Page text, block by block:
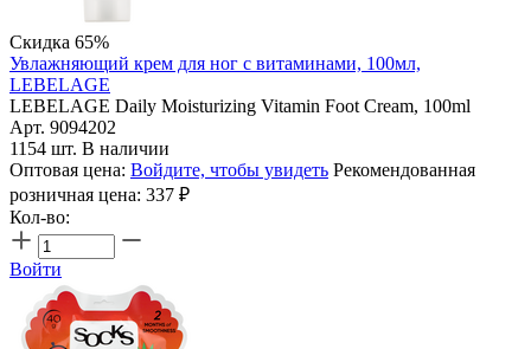
Скидка 65%
Увлажняющий крем для ног с витаминами, 100мл,
LEBELAGE
LEBELAGE Daily Moisturizing Vitamin Foot Cream, 100ml
Арт. 9094202
1154 шт. В наличии
Оптовая цена: Войдите, чтобы увидеть Рекомендованная
розничная цена: 337 ₽
Кол-во:
Войти